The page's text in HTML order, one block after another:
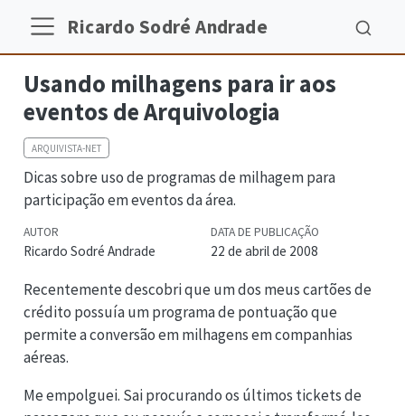
Ricardo Sodré Andrade
Usando milhagens para ir aos
eventos de Arquivologia
ARQUIVISTA-NET
Dicas sobre uso de programas de milhagem para
participação em eventos da área.
AUTOR
Ricardo Sodré Andrade
DATA DE PUBLICAÇÃO
22 de abril de 2008
Recentemente descobri que um dos meus cartões de
crédito possuía um programa de pontuação que
permite a conversão em milhagens em companhias
aéreas.
Me empolguei. Sai procurando os últimos tickets de